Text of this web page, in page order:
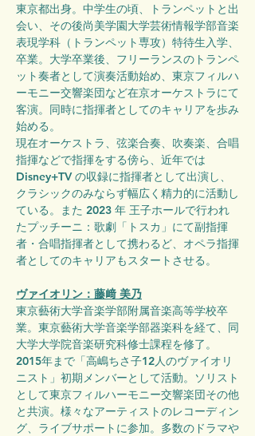
東京都出身。中学生の頃、トランペットと出
会い、その後尚美学園大学芸術情報学部音楽
表現学科（トランペット専攻）特待生入学、
卒業。大学卒業後、フリーランスのトランペ
ット奏者として演奏活動始め、東京フィルハ
ーモニー交響楽団など在京オーケストラにて
客演。同時に指揮者としてのキャリアを歩み
始める。
現在オーケストラ、弦楽合奏、吹奏楽、合唱
指揮などで指揮をする傍ら、近年では
Disney+TV の収録に指揮者として出演し、
クラシックのみならず幅広く精力的に活動し
ている。また 2023 年 王子ホールで行われ
たプッチーニ：歌劇「トスカ」にて副指揮
者・合唱指揮者として携わるど、オペラ指揮
者としてのキャリアもスタートさせる。
ヴァイオリン：藤﨑 美乃
東京藝術大学音楽学部附属音楽高等学校卒
業。東京藝術大学音楽学部器楽科を経て、同
大学大学院音楽研究科修士課程を修了。
2015年まで「高嶋ちさ子12人のヴァイオリ
ニスト」初期メンバーとして活動。ソリスト
として東京フィルハーモニー交響楽団その他
と共演。様々なアーティストのレコーディン
グ、ライブサポートに参加。多数のドラマや